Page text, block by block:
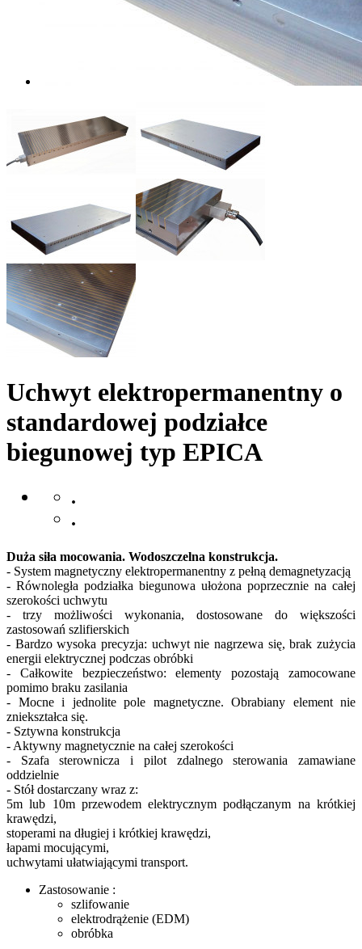
Uchwyt elektropermanentny o
standardowej podziałce
biegunowej typ EPICA
.
.
Duża siła mocowania. Wodoszczelna konstrukcja.
- System magnetyczny elektropermanentny z pełną demagnetyzacją
- Równoległa podziałka biegunowa ułożona poprzecznie na całej
szerokości uchwytu
- trzy możliwości wykonania, dostosowane do większości
zastosowań szlifierskich
- Bardzo wysoka precyzja: uchwyt nie nagrzewa się, brak zużycia
energii elektrycznej podczas obróbki
- Całkowite bezpieczeństwo: elementy pozostają zamocowane
pomimo braku zasilania
- Mocne i jednolite pole magnetyczne. Obrabiany element nie
zniekształca się.
- Sztywna konstrukcja
- Aktywny magnetycznie na całej szerokości
- Szafa sterownicza i pilot zdalnego sterowania zamawiane
oddzielnie
- Stół dostarczany wraz z:
5m lub 10m przewodem elektrycznym podłączanym na krótkiej
krawędzi,
stoperami na długiej i krótkiej krawędzi,
łapami mocującymi,
uchwytami ułatwiającymi transport.
Zastosowanie :
szlifowanie
elektrodrążenie (EDM)
obróbka